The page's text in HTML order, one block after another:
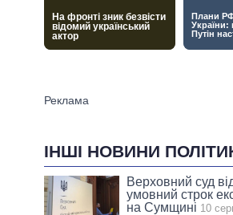
ІНШІ НОВИНИ
Верховний суд
умовний строк
на Сумщині 10